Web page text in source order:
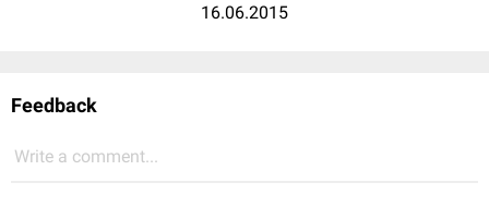
16.06.2015
Feedback
Write a comment...